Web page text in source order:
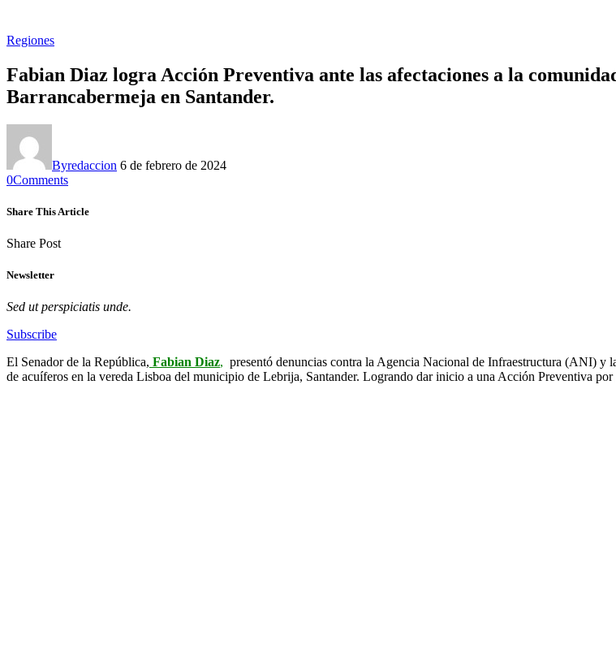
Regiones
Fabian Diaz logra Acción Preventiva ante las afectaciones a la
Barrancabermeja en Santander.
Byredaccion 6 de febrero de 2024
0Comments
Share This Article
Share Post
Newsletter
Sed ut perspiciatis unde.
Subscribe
El Senador de la República, Fabian Diaz, presentó denuncias contra la Agencia Nacional de Infraestructura (ANI) y
de acuíferos en la vereda Lisboa del municipio de Lebrija, Santander. Logrando dar inicio a una Acción Preventiva